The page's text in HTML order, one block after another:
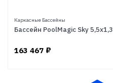
Каркасные Бассейны
Бассейн PoolMagic Sky
163 467 ₽